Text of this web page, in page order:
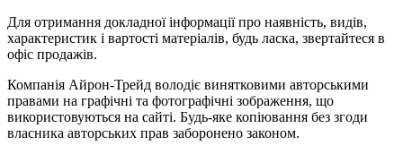
Для отримання докладної інформації про наявність, видів,
характеристик і вартості матеріалів, будь ласка, звертайтеся в
офіс продажів.
Компанія Айрон-Трейд володіє винятковими авторськими
правами на графічні та фотографічні зображення, що
використовуються на сайті. Будь-яке копіювання без згоди
власника авторських прав заборонено законом.